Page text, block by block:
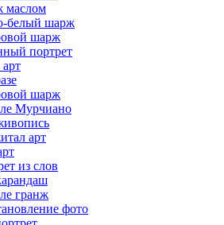
белый шарж
шарж
портрет
шарж
Мурчиано
арт
из слов
гранж
фото